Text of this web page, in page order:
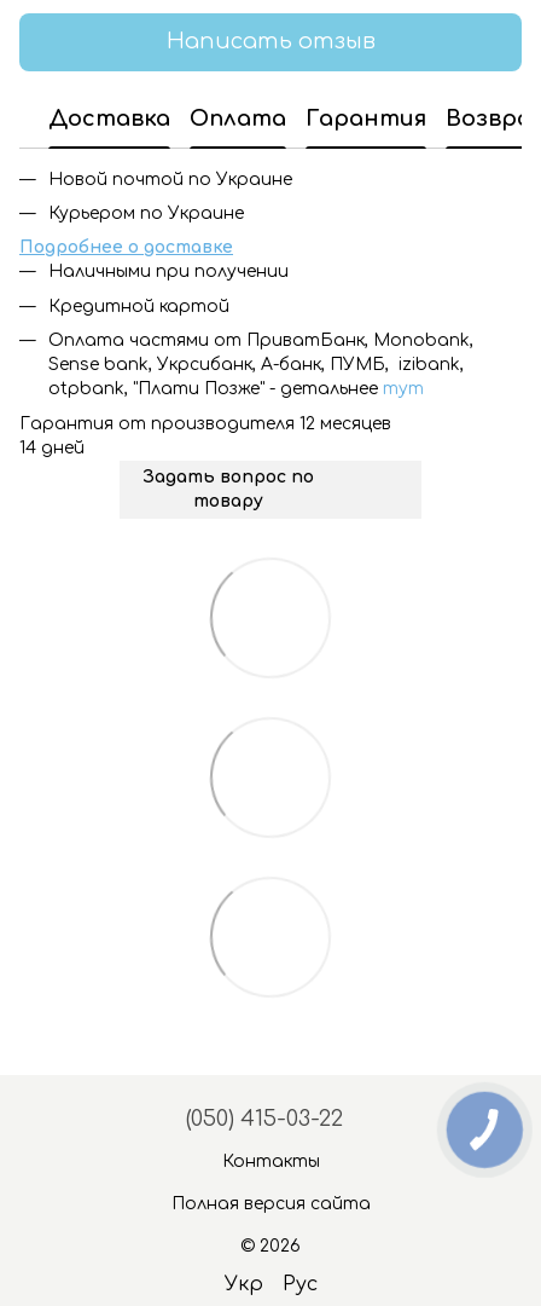
Написать отзыв
Доставка Оплата Гарантия
Новой почтой по Украине
Курьером по Украине
Подробнее о доставке
Наличными при получении
Кредитной картой
Оплата частями от ПриватБанк, Monobank,
Sense bank, Укрсибанк, А-банк, ПУМБ, izibank,
otpbank, "Плати Позже" - детальнее тут
Гарантия от производителя 12 месяцев
14 дней
Задать вопрос по
товару
(050) 415-03-22
Контакты
Полная версия сайта
© 2026
Укр Рус